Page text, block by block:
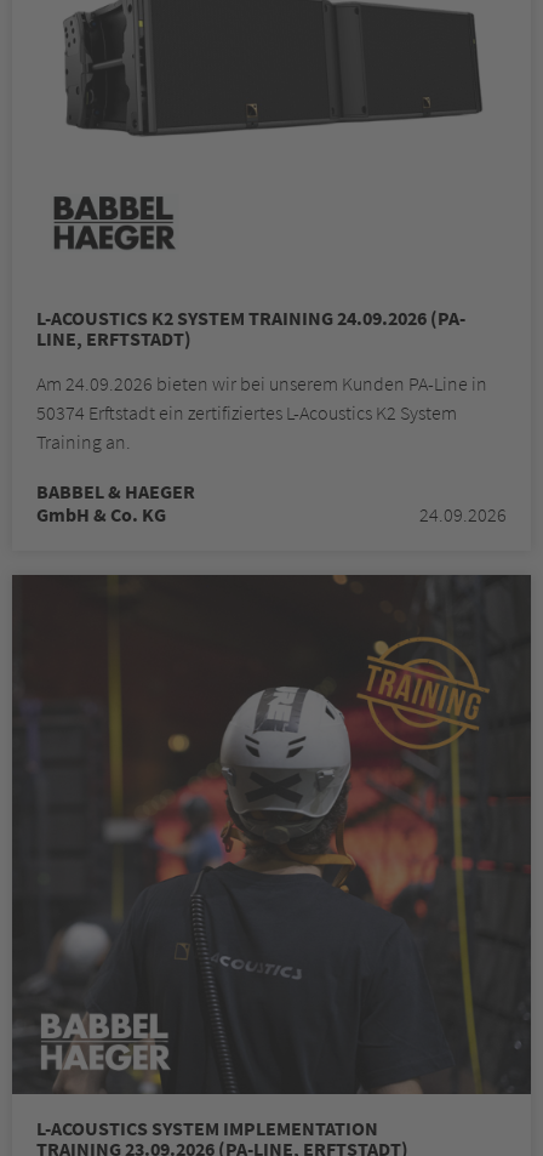
L-ACOUSTICS K2 SYSTEM TRAINING 24.09.2026 (PA-
LINE, ERFTSTADT)
Am 24.09.2026 bieten wir bei unserem Kunden PA-Line in
50374 Erftstadt ein zertifiziertes L-Acoustics K2 System
Training an.
BABBEL & HAEGER
GmbH & Co. KG
24.09.2026
L-ACOUSTICS SYSTEM IMPLEMENTATION
TRAINING 23.09.2026 (PA-LINE, ERFTSTADT)